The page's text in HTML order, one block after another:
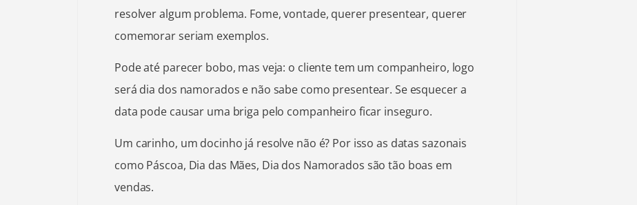
resolver algum problema. Fome, vontade, querer presentear, querer
comemorar seriam exemplos.
Pode até parecer bobo, mas veja: o cliente tem um companheiro, logo
será dia dos namorados e não sabe como presentear. Se esquecer a
data pode causar uma briga pelo companheiro ficar inseguro.
Um carinho, um docinho já resolve não é? Por isso as datas sazonais
como Páscoa, Dia das Mães, Dia dos Namorados são tão boas em
vendas.